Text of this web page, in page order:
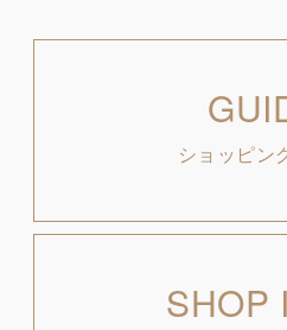
ショッピン
SHOP